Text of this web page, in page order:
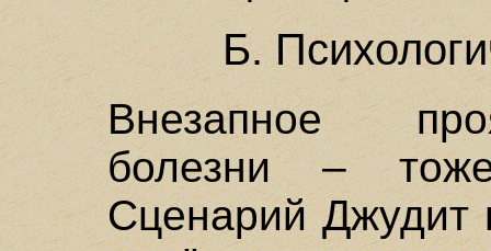
Б.
Внезапное
болезни –
Сценарий Джудит